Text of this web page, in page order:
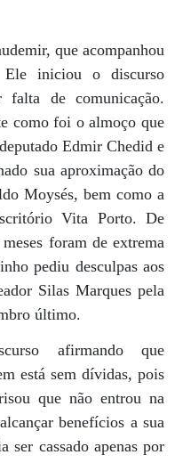
que acompanhou
iniciou o discurso
de comunicação.
como foi o almoço que
Edmir Chedid e
sua aproximação do
Moysés, bem como a
Vita Porto. De
foram de extrema
pediu desculpas aos
Silas Marques pela
último.
afirmando que
está sem dívidas, pois
que não entrou na
benefícios a sua
ser cassado apenas por